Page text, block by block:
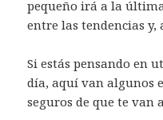
pequeño irá a la
entre las tendencias y,
Si estás pensando en
día, aquí van algunos
seguros de que te van